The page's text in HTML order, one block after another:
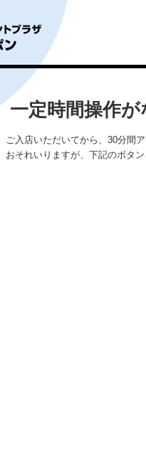
一定時間操作
ご入店いただいてから、30分間
おそれいりますが、下記のボタ